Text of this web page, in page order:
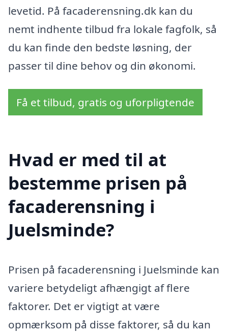
levetid. På facaderensning.dk kan du
nemt indhente tilbud fra lokale fagfolk, så
du kan finde den bedste løsning, der
passer til dine behov og din økonomi.
Få et tilbud, gratis og uforpligtende
Hvad er med til at
bestemme prisen på
facaderensning i
Juelsminde?
Prisen på facaderensning i Juelsminde kan
variere betydeligt afhængigt af flere
faktorer. Det er vigtigt at være
opmærksom på disse faktorer, så du kan